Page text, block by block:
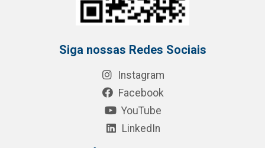
Siga nossas Redes Sociais
Instagram
Facebook
YouTube
LinkedIn